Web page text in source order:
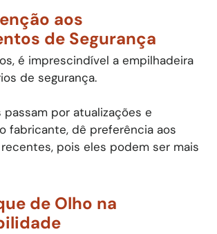
aos
de Segurança
é imprescindível a empilhadeira
de segurança.
passam por atualizações e
fabricante, dê preferência aos
pois eles podem ser mais
de Olho na